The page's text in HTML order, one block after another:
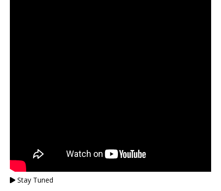
Stay Tuned